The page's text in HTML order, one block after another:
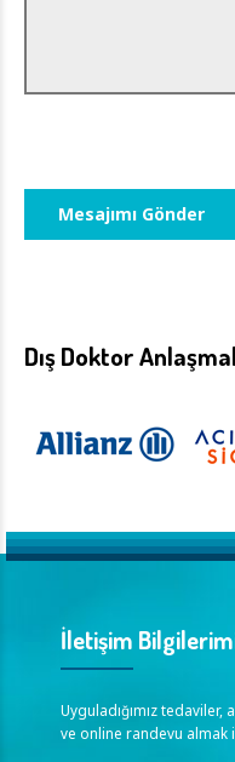
Dış Doktor
İletişim
Uyguladığımız tedaviler,
ve online randevu almak